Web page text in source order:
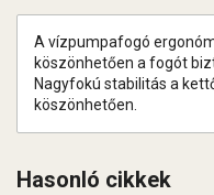
A vízpumpafogó
köszönhetően a fogót
Nagyfokú stabilitás a
köszönhetően.
Hasonló cikkek